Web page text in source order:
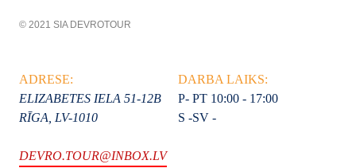
© 2021 SIA DEVROTOUR
ADRESE:
ELIZABETES IELA 51-12B
RĪGA, LV-1010
DEVRO.TOUR@INBOX.LV
DARBA LAIKS:
P- PT 10:00 - 17:00
S -SV -